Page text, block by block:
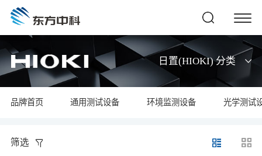
日置(HIOKI) 分类
品牌首页 通用测试设备 环境监测设备 光学测试
筛选